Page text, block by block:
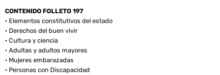
CONTENIDO FOLLETO 197
• Elementos constitutivos del estado
• Derechos del buen vivir
• Cultura y ciencia
• Adultas y adultos mayores
• Mujeres embarazadas
• Personas con Discapacidad